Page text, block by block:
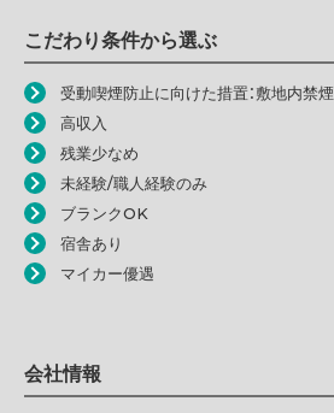
こだわり条件から選ぶ
受動喫煙防止に向けた措置：敷地内禁煙
高収入
残業少なめ
未経験/職人経験のみ
ブランクOK
宿舎あり
マイカー優遇
会社情報